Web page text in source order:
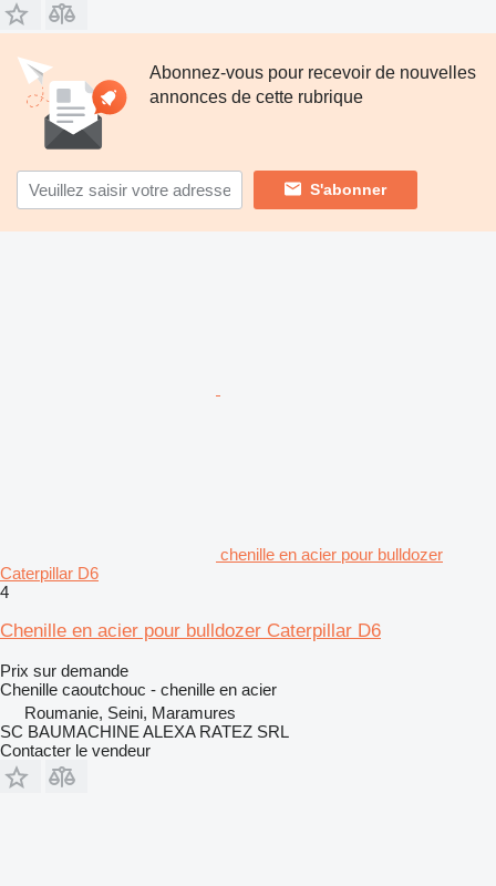
Abonnez-vous pour recevoir de nouvelles
annonces de cette rubrique
S'abonner
chenille en acier pour bulldozer
Caterpillar D6
4
Chenille en acier pour bulldozer Caterpillar D6
Prix sur demande
Chenille caoutchouc - chenille en acier
Roumanie, Seini, Maramures
SC BAUMACHINE ALEXA RATEZ SRL
Contacter le vendeur